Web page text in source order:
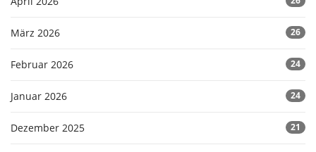
März 2026 26
Februar 2026 24
Januar 2026 24
Dezember 2025 21